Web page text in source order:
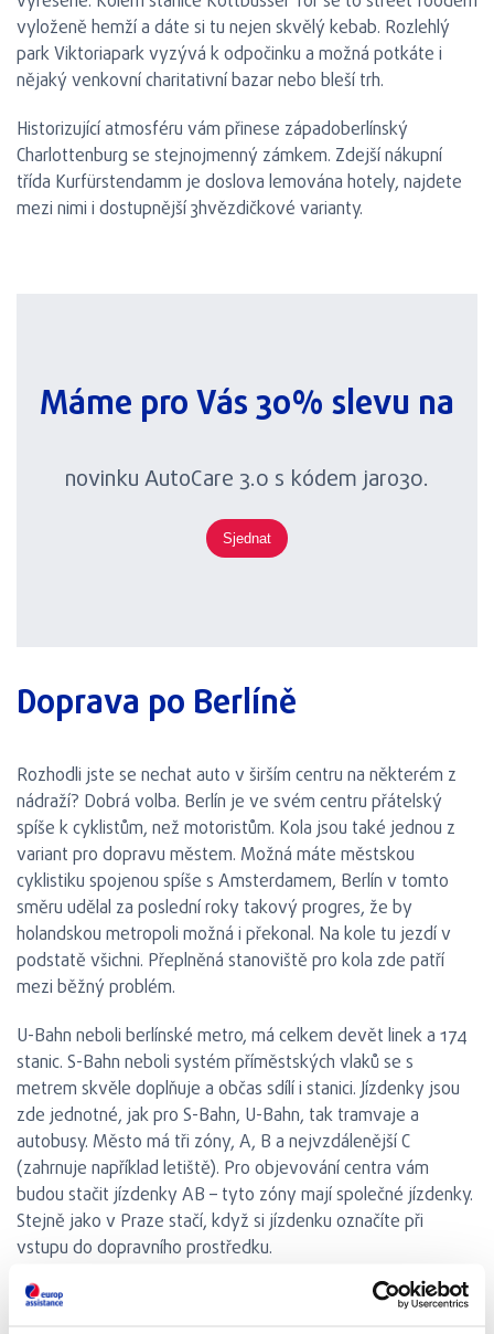
vyloženě hemží a dáte si tu nejen skvělý kebab. Rozlehlý
park Viktoriapark vyzývá k odpočinku a možná potkáte i
nějaký venkovní charitativní bazar nebo bleší trh.
Historizující atmosféru vám přinese západoberlínský
Charlottenburg se stejnojmenný zámkem. Zdejší nákupní
třída Kurfürstendamm je doslova lemována hotely, najdete
mezi nimi i dostupnější 3hvězdičkové varianty.
Máme pro Vás 30% slevu na
novinku AutoCare 3.0 s kódem jaro30.
Sjednat
Doprava po Berlíně
Rozhodli jste se nechat auto v širším centru na některém z
nádraží? Dobrá volba. Berlín je ve svém centru přátelský
spíše k cyklistům, než motoristům. Kola jsou také jednou z
variant pro dopravu městem. Možná máte městskou
cyklistiku spojenou spíše s Amsterdamem, Berlín v tomto
směru udělal za poslední roky takový progres, že by
holandskou metropoli možná i překonal. Na kole tu jezdí v
podstatě všichni. Přeplněná stanoviště pro kola zde patří
mezi běžný problém.
U-Bahn neboli berlínské metro, má celkem devět linek a 174
stanic. S-Bahn neboli systém příměstských vlaků se s
metrem skvěle doplňuje a občas sdílí i stanici. Jízdenky jsou
zde jednotné, jak pro S-Bahn, U-Bahn, tak tramvaje a
autobusy. Město má tři zóny, A, B a nejvzdálenější C
(zahrnuje například letiště). Pro objevování centra vám
budou stačit jízdenky AB – tyto zóny mají společné jízdenky.
Stejně jako v Praze stačí, když si jízdenku označíte při
vstupu do dopravního prostředku.